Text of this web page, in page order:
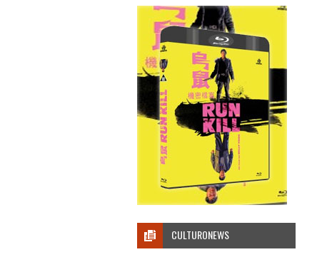
CULTURONEWS